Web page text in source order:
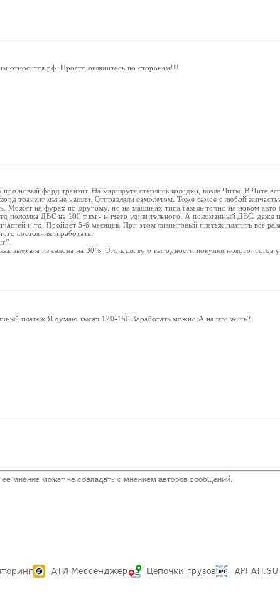
относится рф. Просто оглянитесь по сторонам!!!
новый форд транзит. На маршруте стерлись колодки, возле Читы. В Чите
транзит мы не нашли. Отправляли самолетом. Тоже самое с любой
Может на фурах по другому, но на машинах типа газель точно на новом
поломка ДВС на 100 т.км - ничего удивительного. А поломанный ДВС, даже
и тд. Пройдет 5-6 месяцев. При этом лизинговый платеж платить все
состояния и работать.
выехала из салона на 30%. Это к слову о выгодности покупки нового.
платеж.Я думаю тысяч 120-150.Заработать можно.А на что жить?
мнение может не совпадать с мнением авторов сообщений.
АТИ Мессенджер Цепочки грузов API ATI.SU